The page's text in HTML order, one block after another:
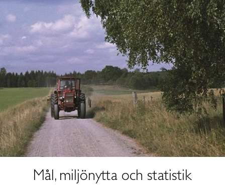
Mål, miljönytta och statistik